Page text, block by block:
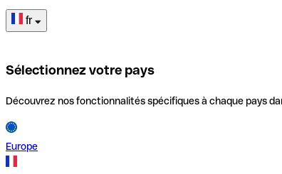
fr
Sélectionnez votre pays
Découvrez nos fonctionnalités spécifiques à chaque pays
Europe